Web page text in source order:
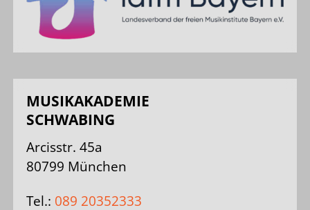
MUSIKAKADEMIE
SCHWABING
Arcisstr. 45a
80799 München
Tel.: 089 20352333